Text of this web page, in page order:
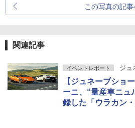
この写真の記事
関連記事
イベントレポート ジュ
【ジュネーブショ
ーニ、“量産車ニュ
録した「ウラカン